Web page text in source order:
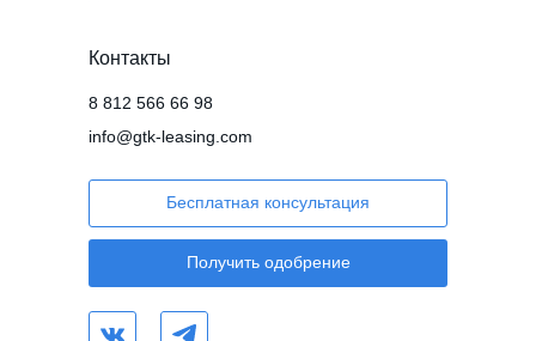
Контакты
info@gtk-leasing.com
Бесплатная консультация
Получить одобрение
8 812 566 66 98